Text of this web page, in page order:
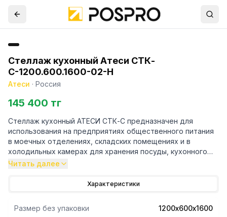
Стеллаж кухонный Атеси СТК-
С-1200.600.1600-02-Н
Атеси · Россия
145 400 тг
Стеллаж кухонный АТЕСИ СТК-С предназначен для
использования на предприятиях общественного питания
в моечных отделениях, складских помещениях и в
холодильных камерах для хранения посуды, кухонного
инвентаря и упакованных пищевых продуктов.
-Все кромки полок и элементов каркаса имеют подгиб
обработке стеллажа.
Читать далее
Характеристики
Размер без упаковки 1200х600х1600